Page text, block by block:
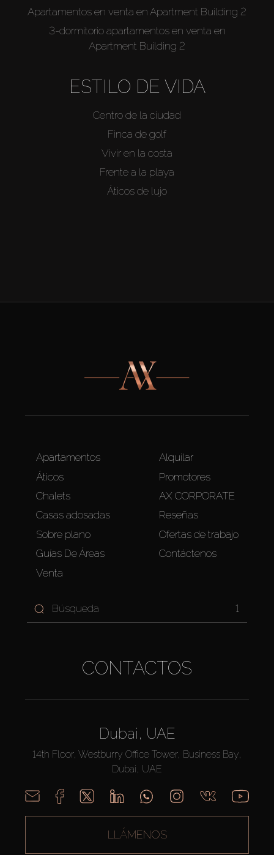
Apartamentos en venta en Apartment Building 2
3-dormitorio apartamentos en venta en
Apartment Building 2
ESTILO DE VIDA
Centro de la ciudad
Finca de golf
Vivir en la costa
Frente a la playa
Áticos de lujo
Apartamentos
Áticos
Chalets
Casas adosadas
Sobre plano
Guías De Áreas
Venta
Alquilar
Promotores
AX CORPORATE
Reseñas
Ofertas de trabajo
Contáctenos
1
CONTACTOS
Dubai, UAE
14th Floor, Westburry Office Tower, Business Bay,
Dubai, UAE
LLÁMENOS